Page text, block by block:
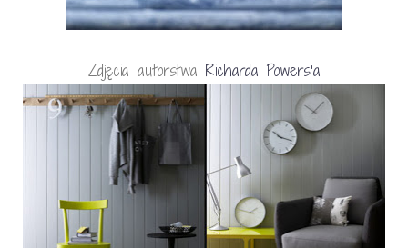
Zdjęcia autorstwa Richarda Powers’a